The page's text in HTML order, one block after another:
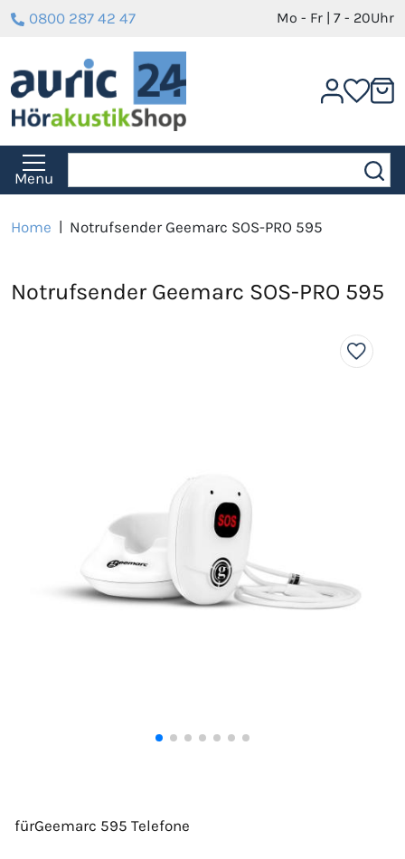
0800 287 42 47 Mo - Fr | 7 - 20Uhr
Menu
Home | Notrufsender Geemarc SOS-PRO 595
Notrufsender Geemarc SOS-PRO 595
fürGeemarc 595 Telefone